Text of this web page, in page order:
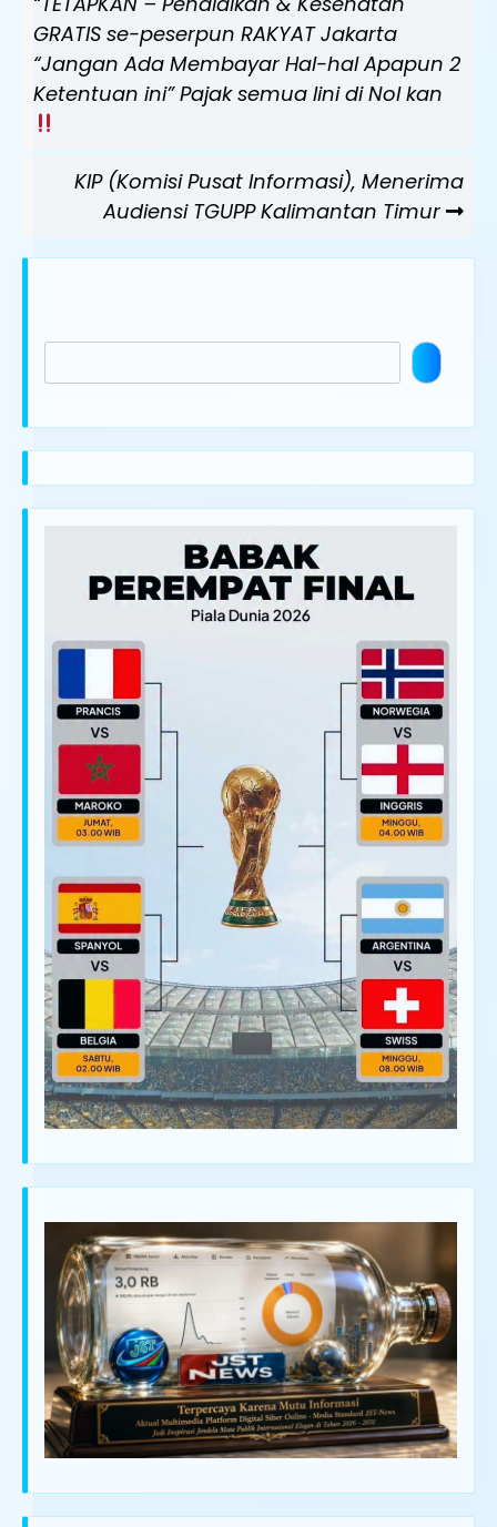
GRATIS se-peserpun RAKYAT Jakarta
“Jangan Ada Membayar Hal-hal Apapun 2
Ketentuan ini” Pajak semua lini di Nol kan
NextKIP (Komisi Pusat Informasi), Menerima
Audiensi TGUPP Kalimantan Timur